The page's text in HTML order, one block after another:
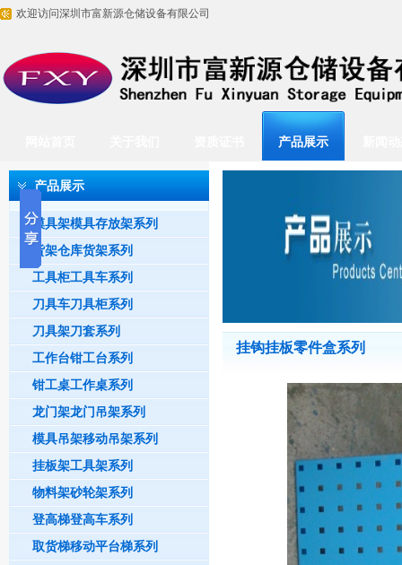
欢迎访问深圳市富新源仓储设备有限公司
产品展示
产品展示
模具架模具存放架系列
货架仓库货架系列
工具柜工具车系列
刀具车刀具柜系列
刀具架刀套系列
工作台钳工台系列
钳工桌工作桌系列
龙门架龙门吊架系列
模具吊架移动吊架系列
挂板架工具架系列
物料架砂轮架系列
登高梯登高车系列
取货梯移动平台梯系列
挂钩挂板零件盒系列